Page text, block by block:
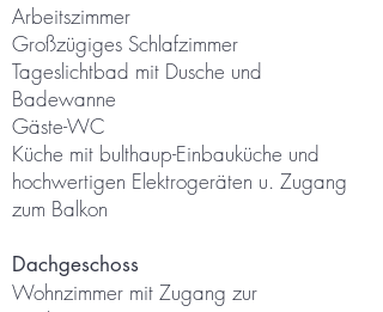
Arbeitszimmer
Großzügiges Schlafzimmer
Tageslichtbad mit Dusche und
Badewanne
Gäste-WC
Küche mit bulthaup-Einbauküche und
hochwertigen Elektrogeräten u. Zugang
zum Balkon
Dachgeschoss
Wohnzimmer mit Zugang zur